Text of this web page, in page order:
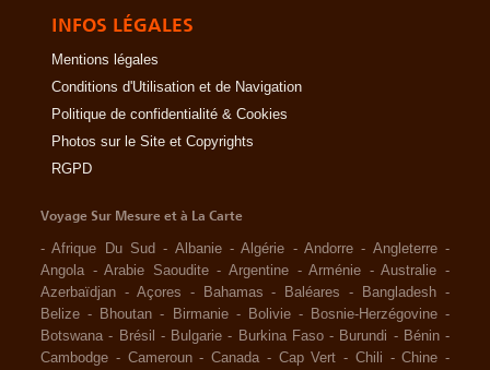
INFOS LÉGALES
Mentions légales
Conditions d'Utilisation et de Navigation
Politique de confidentialité & Cookies
Photos sur le Site et Copyrights
RGPD
Voyage Sur Mesure et à La Carte
-Afrique Du Sud - Albanie -Algérie -Andorre - Angleterre -
Angola -Arabie Saoudite -Argentine -Arménie -Australie -
Azerbaïdjan - Açores - Bahamas - Baléares - Bangladesh -
Belize - Bhoutan - Birmanie - Bolivie - Bosnie-Herzégovine -
Botswana - Brésil - Bulgarie - Burkina Faso - Burundi - Bénin -
Cambodge - Cameroun - Canada - Cap Vert - Chili -Chine -